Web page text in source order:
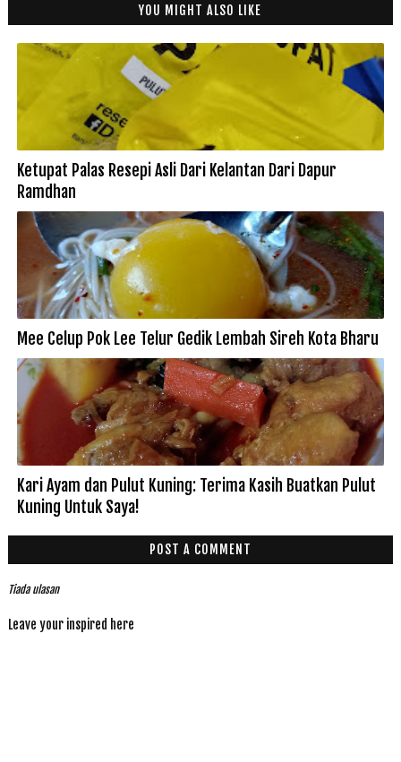
YOU MIGHT ALSO LIKE
Ketupat Palas Resepi Asli Dari Kelantan Dari Dapur
Ramdhan
Mee Celup Pok Lee Telur Gedik Lembah Sireh Kota Bharu
Kari Ayam dan Pulut Kuning: Terima Kasih Buatkan Pulut
Kuning Untuk Saya!
POST A COMMENT
Tiada ulasan
Leave your inspired here